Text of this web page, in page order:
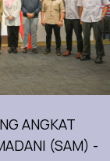
ANGKAT
(SAM) -